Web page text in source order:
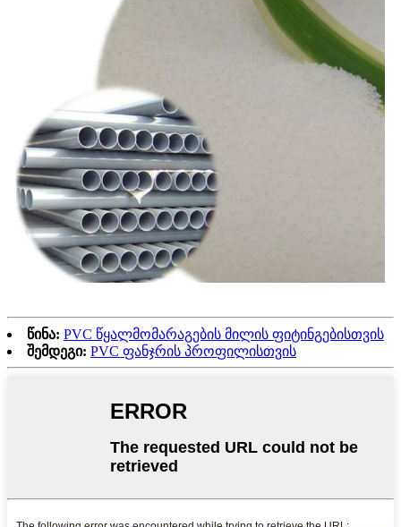
წინა: PVC წყალმომარაგების მილის ფიტინგებისთვის
შემდეგი: PVC ფანჯრის პროფილისთვის